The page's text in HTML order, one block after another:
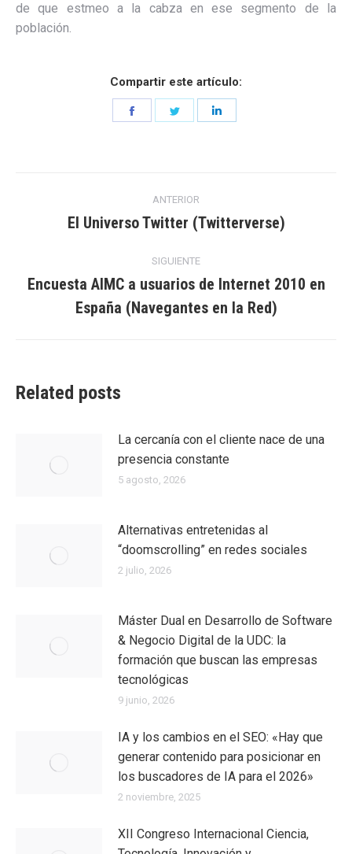
de que estmeo a la cabza en ese segmento de la
población.
Compartir este artículo:
Share
entre
ANTERIOR
Entrada
El Universo Twitter (Twitterverse)
SIGUIENTE
siguiente:
Encuesta AIMC a usuarios de Internet 2010 en
España (Navegantes en la Red)
Related posts
La cercanía con el cliente nace de una
presencia constante
5 agosto, 2026
Alternativas entretenidas al
“doomscrolling” en redes sociales
2 julio, 2026
Máster Dual en Desarrollo de Software
& Negocio Digital de la UDC: la
formación que buscan las empresas
tecnológicas
9 junio, 2026
IA y los cambios en el SEO: «Hay que
generar contenido para posicionar en
los buscadores de IA para el 2026»
2 noviembre, 2025
XII Congreso Internacional Ciencia,